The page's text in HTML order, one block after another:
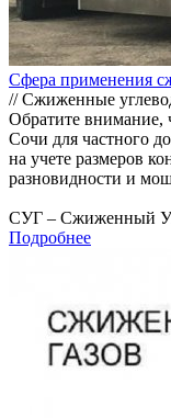
Сфера применения
// Сжиженные
Обратите внимание,
Сочи для частного
на учете размеров
разновидности и
СУГ – Сжиженный
Подробнее